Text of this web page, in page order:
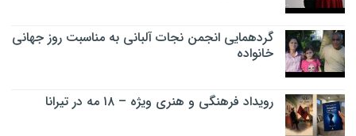
گردهمایی انجمن نجات آلبانی به مناسبت روز جهانی
خانواده
رویداد فرهنگی و هنری ویژه – ۱۸ مه در تیرانا